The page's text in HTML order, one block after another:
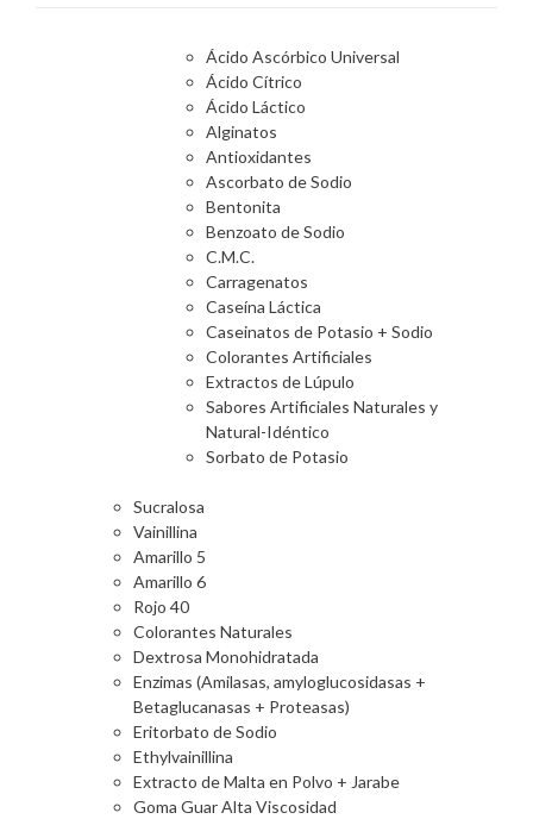
Ácido Ascórbico Universal
Ácido Cítrico
Ácido Láctico
Alginatos
Antioxidantes
Ascorbato de Sodio
Bentonita
Benzoato de Sodio
C.M.C.
Carragenatos
Caseína Láctica
Caseinatos de Potasio + Sodio
Colorantes Artificiales
Extractos de Lúpulo
Sabores Artificiales Naturales y
Natural-Idéntico
Sorbato de Potasio
Sucralosa
Vainillina
Amarillo 5
Amarillo 6
Rojo 40
Colorantes Naturales
Dextrosa Monohidratada
Enzimas (Amilasas, amyloglucosidasas +
Betaglucanasas + Proteasas)
Eritorbato de Sodio
Ethylvainillina
Extracto de Malta en Polvo + Jarabe
Goma Guar Alta Viscosidad